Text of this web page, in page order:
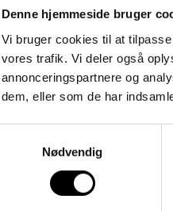
Denne hjemmeside bruger
Vi bruger cookies til at
vores trafik. Vi deler også
annonceringspartnere og
dem, eller som de har
Nødvendig